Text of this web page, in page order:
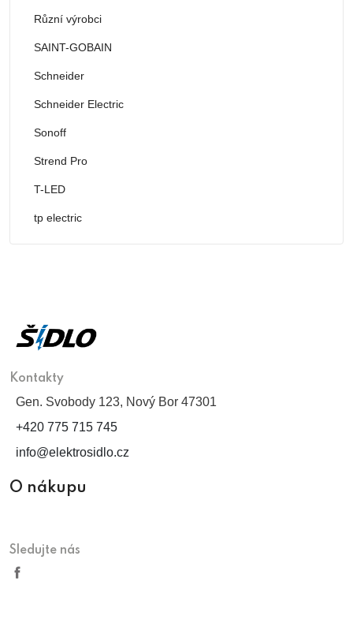
Různí výrobci
SAINT-GOBAIN
Schneider
Schneider Electric
Sonoff
Strend Pro
T-LED
tp electric
Kontakty
Gen. Svobody 123, Nový Bor 47301
+420 775 715 745
info@elektrosidlo.cz
O nákupu
Sledujte nás